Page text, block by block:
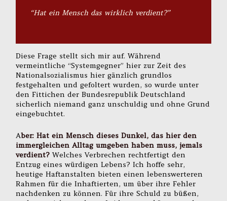
“Hat ein Mensch das wirklich verdient?”
Diese Frage stellt sich mir auf. Während
vermeintliche “Systemgegner” hier zur Zeit des
Nationalsozialismus hier gänzlich grundlos
festgehalten und gefoltert wurden, so wurde unter
den Fittichen der Bundesrepublik Deutschland
sicherlich niemand ganz unschuldig und ohne Grund
eingebuchtet.
Aber: Hat ein Mensch dieses Dunkel, das hier den
immergleichen Alltag umgeben haben muss, jemals
verdient?Welches Verbrechen rechtfertigt den
Entzug eines würdigen Lebens? Ich hoffe sehr,
heutige Haftanstalten bieten einen lebenswerteren
Rahmen für die Inhaftierten, um über ihre Fehler
nachdenken zu können. Für ihre Schuld zu büßen,